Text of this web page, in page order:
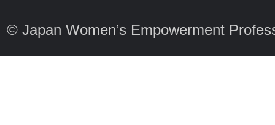
© Japan Women’s Empowerment